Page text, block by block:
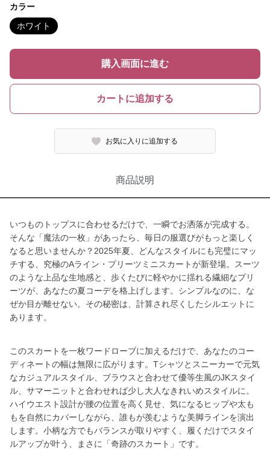
カラー
ホワイト
購入画面に進む
カートに追加する
お気に入りに追加する
商品説明
いつものトップスに合わせるだけで、一瞬でお洒落が完成する。
そんな「魔法の一枚」があったら、毎日の服選びがもっと楽しく
なると思いませんか？2025年夏、どんなスタイルにも完璧にマッ
チする、究極のAライン・プリーツミニスカートが新登場。スーツ
のような上品な生地感と、歩くたびに軽やかに揺れる繊細なプリ
ーツが、あなたの夏コーデを格上げします。シンプルなのに、な
ぜか目が離せない。その秘密は、計算され尽くしたシルエットに
あります。
このスカートを一枚ワードローブに加えるだけで、あなたのコー
ディネートの幅は無限に広がります。Tシャツとスニーカーで元気
なカジュアルスタイル、ブラウスと合わせて優等生風のJKスタイ
ル、サマーニットと合わせれば少し大人なきれいめスタイルに。
ハイウエスト設計が腰の位置を高く見せ、気になるヒップや太も
もを自然にカバーしながら、誰もが羨むような美脚ラインを演出
します。小柄な方でもバランスが取りやすく、履くだけでスタイ
ルアップが叶う、まさに「奇跡のスカート」です。